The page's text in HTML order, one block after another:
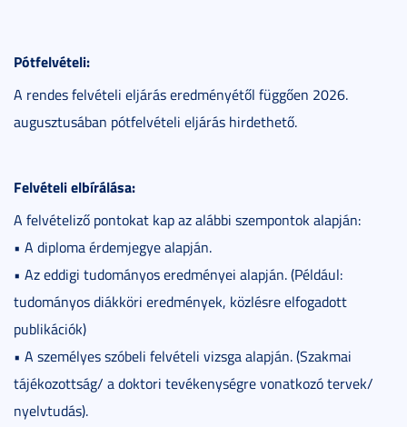
Pótfelvételi:
A rendes felvételi eljárás eredményétől függően 2026.
augusztusában pótfelvételi eljárás hirdethető.
Felvételi elbírálása:
A felvételiző pontokat kap az alábbi szempontok alapján:
• A diploma érdemjegye alapján.
• Az eddigi tudományos eredményei alapján. (Például:
tudományos diákköri eredmények, közlésre elfogadott
publikációk)
• A személyes szóbeli felvételi vizsga alapján. (Szakmai
tájékozottság/ a doktori tevékenységre vonatkozó tervek/
nyelvtudás).